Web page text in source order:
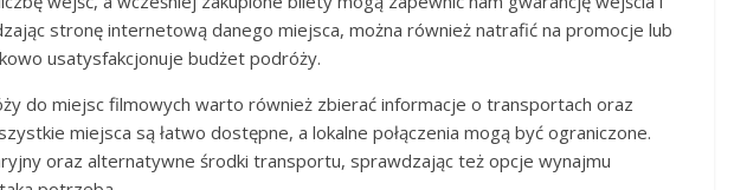
stronę internetową danego miejsca, można również natrafić na promocje lub
usatysfakcjonuje budżet podróży.
do miejsc filmowych warto również zbierać informacje o transportach oraz
miejsca są łatwo dostępne, a lokalne połączenia mogą być ograniczone.
oraz alternatywne środki transportu, sprawdzając też opcje wynajmu